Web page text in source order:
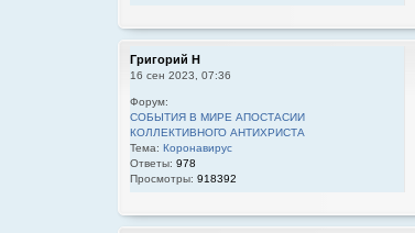
Григорий Н
16 сен 2023, 07:36
Форум:
СОБЫТИЯ В МИРЕ АПОСТАСИИ
КОЛЛЕКТИВНОГО АНТИХРИСТА
Тема: Коронавирус
Ответы: 978
Просмотры: 918392